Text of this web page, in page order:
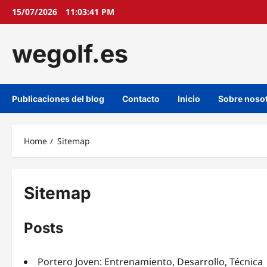
Skip15/07/2026 11:03:41 PM
wegolf.es
Publicaciones del blog Contacto Inicio Sobre
Home Sitemap
Sitemap
Posts
Portero Joven: Entrenamiento, Desarrollo, Técnica